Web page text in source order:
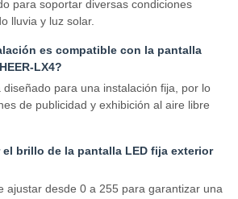
para soportar diversas condiciones
lluvia y luz solar.
es compatible con la pantalla
LX4?
diseñado para una instalación fija, por lo
de publicidad y exhibición al aire libre
el brillo de la pantalla LED fija exterior
ajustar desde 0 a 255 para garantizar una